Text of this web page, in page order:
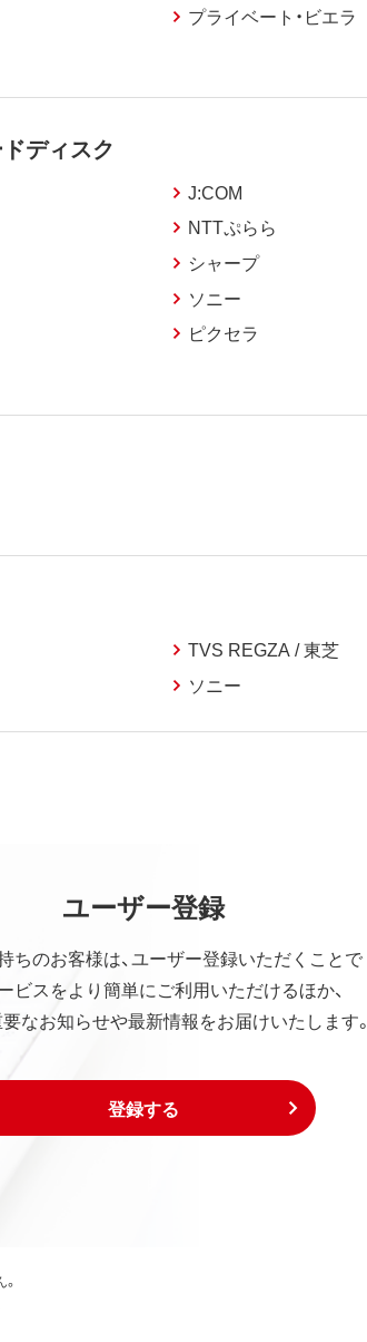
プライベート・ビエラ
ディスク
J:COM
NTTぷらら
シャープ
ソニー
ピクセラ
TVS REGZA / 東芝
ソニー
ユーザー登録
ちのお客様は、ユーザー登録いただくことで
ビスをより簡単にご利用いただけるほか、
なお知らせや最新情報をお届けいたします。
登録する